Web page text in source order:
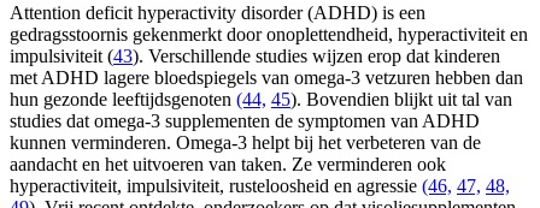
Attention deficit hyperactivity disorder (ADHD) is een
gedragsstoornis gekenmerkt door onoplettendheid, hyperactiviteit en
impulsiviteit (43). Verschillende studies wijzen erop dat kinderen
met ADHD lagere bloedspiegels van omega-3 vetzuren hebben dan
hun gezonde leeftijdsgenoten (44, 45). Bovendien blijkt uit tal van
studies dat omega-3 supplementen de symptomen van ADHD
kunnen verminderen. Omega-3 helpt bij het verbeteren van de
aandacht en het uitvoeren van taken. Ze verminderen ook
hyperactiviteit, impulsiviteit, rusteloosheid en agressie (46, 47, 48,